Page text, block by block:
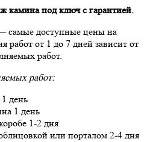
камина под ключ с гарантией.
самые доступные цены на
от 1 до 7 дней зависит от
работ.
работ:
день
1 день
1-2 дня
или порталом 2-4 дня